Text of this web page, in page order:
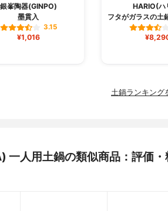
銀峯陶器(GINPO)
墨貫入
3.15
¥1,016
HARIO(ハ
フタがガラスの
土鍋ランキング
一人用土鍋の類似商品：評価